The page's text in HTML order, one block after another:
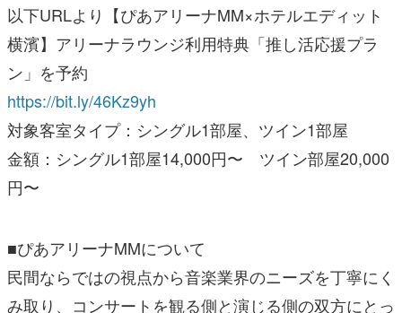
以下URLより【ぴあアリーナMM×ホテルエディット
横濱】アリーナラウンジ利用特典「推し活応援プラ
ン」を予約
https://bit.ly/46Kz9yh
対象客室タイプ：シングル1部屋、ツイン1部屋
金額：シングル1部屋14,000円〜 ツイン部屋20,000
円〜
■ぴあアリーナMMについて
民間ならではの視点から音楽業界のニーズを丁寧にく
み取り、コンサートを観る側と演じる側の双方にとっ